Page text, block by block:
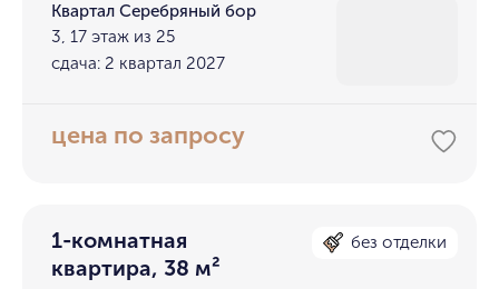
Квартал Серебряный бор
3, 17 этаж из 25
сдача: 2 квартал 2027
цена по запросу
1-комнатная
квартира, 38 м²
без отделки